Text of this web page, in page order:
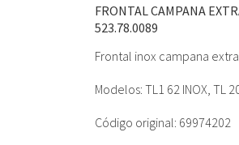
FRONTAL CAMPANA
523.78.0089
Frontal inox campana
Modelos: TL1 62 INOX, TL
Código original: 69974202